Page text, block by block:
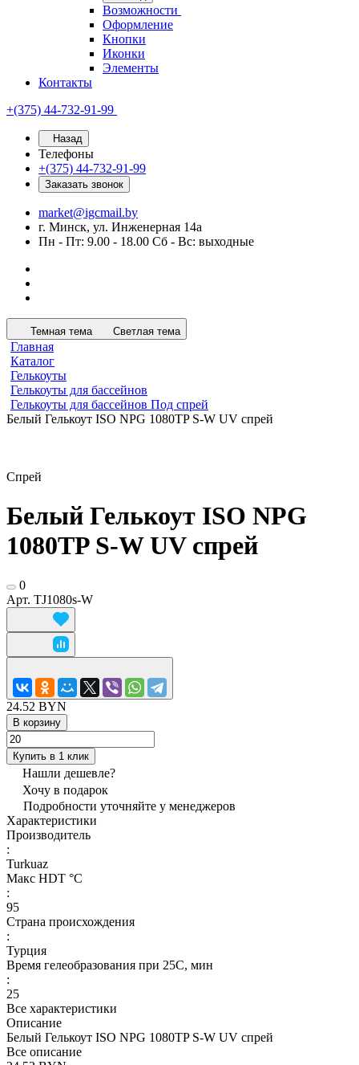
Возможности
Оформление
Кнопки
Иконки
Элементы
Контакты
+(375) 44-732-91-99
Назад
Телефоны
+(375) 44-732-91-99
Заказать звонок
market@igcmail.by
г. Минск, ул. Инженерная 14а
Пн - Пт: 9.00 - 18.00 Сб - Вс: выходные
Темная тема Светлая тема
Главная
Каталог
Гелькоуты
Гелькоуты для бассейнов
Гелькоуты для бассейнов Под спрей
Белый Гелькоут ISO NPG 1080TP S-W UV спрей
Спрей
Белый Гелькоут ISO NPG
1080TP S-W UV спрей
0
Арт. TJ1080s-W
24.52 BYN
В корзину
Купить в 1 клик
Нашли дешевле?
Хочу в подарок
Подробности уточняйте у менеджеров
Характеристики
Производитель
:
Turkuaz
Макс HDT °С
:
95
Страна происхождения
:
Турция
Время гелеобразования при 25С, мин
:
25
Все характеристики
Описание
Белый Гелькоут ISO NPG 1080TP S-W UV спрей
Все описание